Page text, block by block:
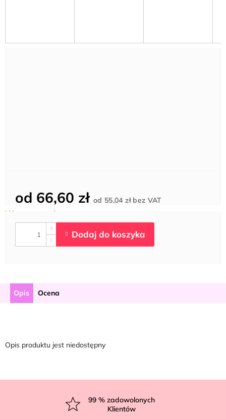
od 66,60 zł od 55,04 złbez VAT
Opis Ocena
Opis produktu jest niedostępny
99 % zadowolonych
Klientów